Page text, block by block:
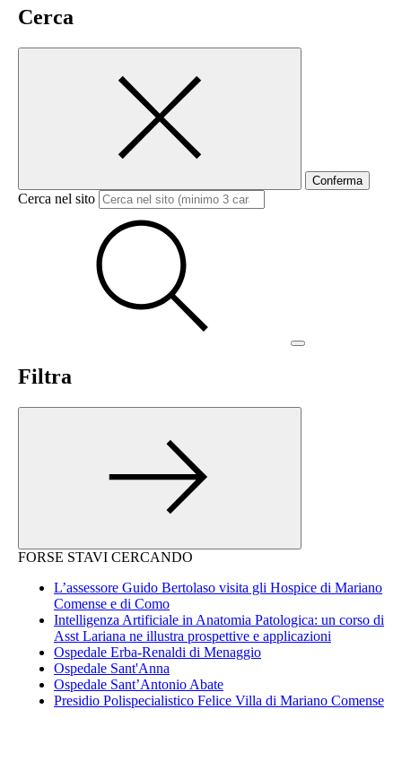
Cerca
Conferma
Cerca nel sito
Filtra
FORSE STAVI CERCANDO
L’assessore Guido Bertolaso visita gli Hospice di Mariano
Comense e di Como
Intelligenza Artificiale in Anatomia Patologica: un corso di
Asst Lariana ne illustra prospettive e applicazioni
Ospedale Erba-Renaldi di Menaggio
Ospedale Sant'Anna
Ospedale Sant’Antonio Abate
Presidio Polispecialistico Felice Villa di Mariano Comense